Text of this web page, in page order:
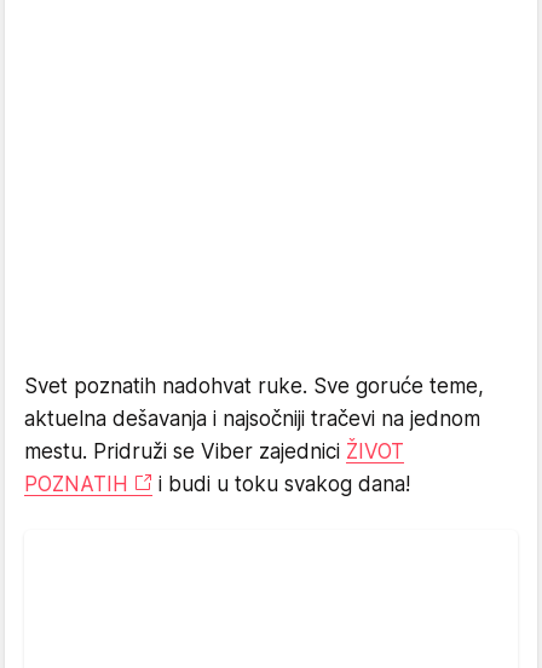
Svet poznatih nadohvat ruke. Sve goruće teme,
aktuelna dešavanja i najsočniji tračevi na jednom
mestu. Pridruži se Viber zajednici ŽIVOT
POZNATIH
i budi u toku svakog dana!